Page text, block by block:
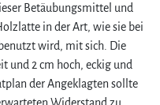
Betäubungsmittel und
in der Art, wie sie bei
wird, mit sich. Die
und 2 cm hoch, eckig und
der Angeklagten sollte